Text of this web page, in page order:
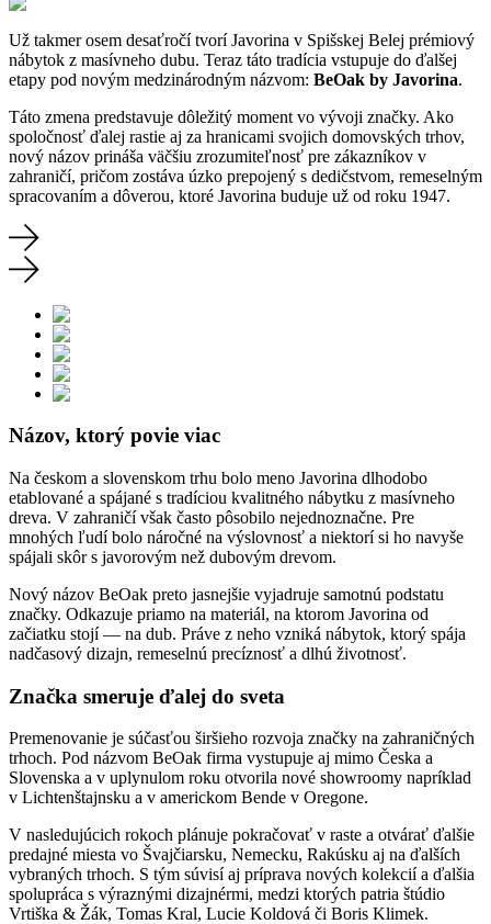
Už takmer osem desaťročí tvorí Javorina v Spišskej Belej prémiový
nábytok z masívneho dubu. Teraz táto tradícia vstupuje do ďalšej
etapy pod novým medzinárodným názvom: BeOak by Javorina.
Táto zmena predstavuje dôležitý moment vo vývoji značky. Ako
spoločnosť ďalej rastie aj za hranicami svojich domovských trhov,
nový názov prináša väčšiu zrozumiteľnosť pre zákazníkov v
zahraničí, pričom zostáva úzko prepojený s dedičstvom, remeselným
spracovaním a dôverou, ktoré Javorina buduje už od roku 1947.
Názov, ktorý povie viac
Na českom a slovenskom trhu bolo meno Javorina dlhodobo
etablované a spájané s tradíciou kvalitného nábytku z masívneho
dreva. V zahraničí však často pôsobilo nejednoznačne. Pre
mnohých ľudí bolo náročné na výslovnosť a niektorí si ho navyše
spájali skôr s javorovým než dubovým drevom.
Nový názov BeOak preto jasnejšie vyjadruje samotnú podstatu
značky. Odkazuje priamo na materiál, na ktorom Javorina od
začiatku stojí — na dub. Práve z neho vzniká nábytok, ktorý spája
nadčasový dizajn, remeselnú precíznosť a dlhú životnosť.
Značka smeruje ďalej do sveta
Premenovanie je súčasťou širšieho rozvoja značky na zahraničných
trhoch. Pod názvom BeOak firma vystupuje aj mimo Česka a
Slovenska a v uplynulom roku otvorila nové showroomy napríklad
v Lichtenštajnsku a v americkom Bende v Oregone.
V nasledujúcich rokoch plánuje pokračovať v raste a otvárať ďalšie
predajné miesta vo Švajčiarsku, Nemecku, Rakúsku aj na ďalších
vybraných trhoch. S tým súvisí aj príprava nových kolekcií a ďalšia
spolupráca s výraznými dizajnérmi, medzi ktorých patria štúdio
Vrtiška & Žák, Tomas Kral, Lucie Koldová či Boris Klimek.